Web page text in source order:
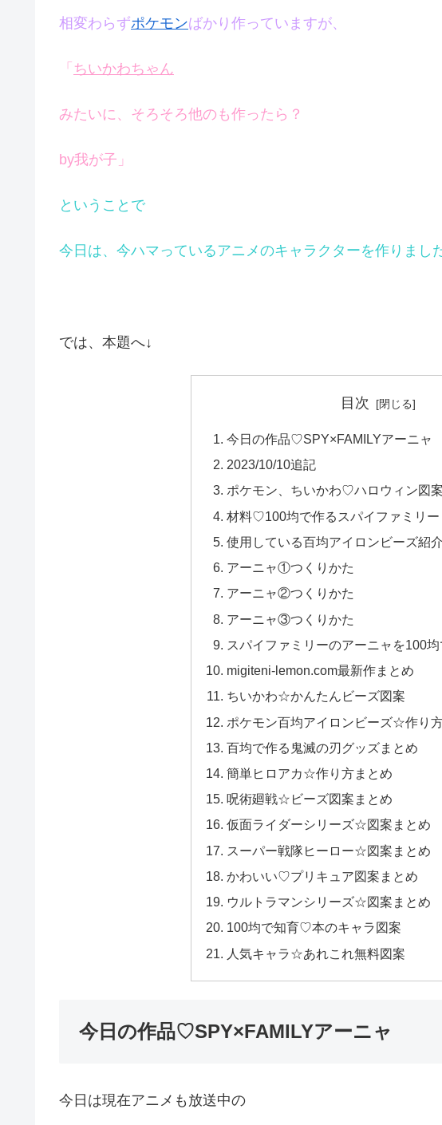
相変わらずポケモンばかり作っていますが、
「 ちいかわちゃん
みたいに、そろそろ他のも作ったら？
by我が子」
ということで
今日は、今ハマっているアニメのキャラクターを作りまし
では、本題へ↓
目次
今日の作品♡SPY×FAMILYアーニャ
2023/10/10追記
ポケモン、ちいかわ♡ハロウィン図
材料♡100均で作るスパイファミリー
使用している百均アイロンビーズ紹
アーニャ①つくりかた
アーニャ②つくりかた
アーニャ③つくりかた
スパイファミリーのアーニャを100
migiteni-lemon.com最新作まとめ
ちいかわ☆かんたんビーズ図案
ポケモン百均アイロンビーズ☆作り
百均で作る鬼滅の刃グッズまとめ
簡単ヒロアカ☆作り方まとめ
呪術廻戦☆ビーズ図案まとめ
仮面ライダーシリーズ☆図案まとめ
スーパー戦隊ヒーロー☆図案まとめ
かわいい♡プリキュア図案まとめ
ウルトラマンシリーズ☆図案まとめ
100均で知育♡本のキャラ図案
人気キャラ☆あれこれ無料図案
今日の作品♡SPY×FAMILYアーニャ
今日は現在アニメも放送中の